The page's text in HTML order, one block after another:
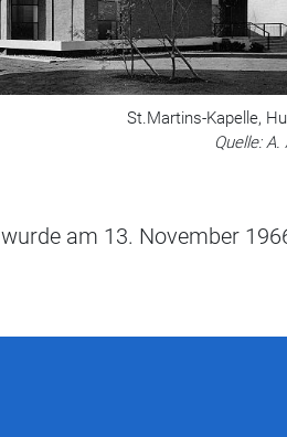
St.Martins-Kapelle,
Quelle:
am 13. November